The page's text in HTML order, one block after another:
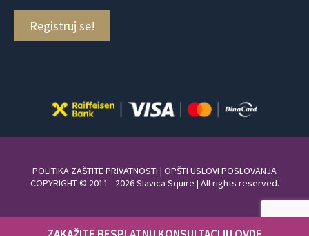
Registruj se!
POLITIKA ZAŠTITE PRIVATNOSTI | OPŠTI USLOVI POSLOVANJA
COPYRIGHT © 2011 - 2026 Slavica Squire | All rights reserved.